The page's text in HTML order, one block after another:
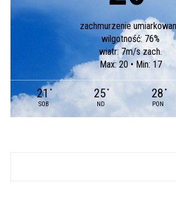
zachmurzenie
wilgotność: 76%
wiatr: 7m/s zach.
Max: 20 • Min: 17
21 °
SOB
25 °
ND
28 °
PON